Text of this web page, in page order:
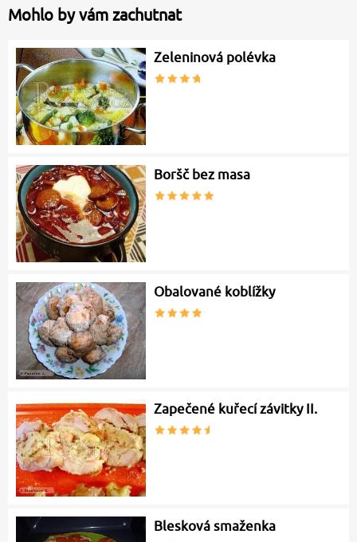
Mohlo by vám zachutnat
Zeleninová polévka
Boršč bez masa
Obalované koblížky
Zapečené kuřecí závitky II.
Blesková smaženka